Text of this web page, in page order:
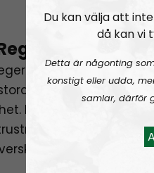
Ditt stöd
som små, tages
Pengarna används
och på
går direkt till
Du kan välja att
då kan vi
Detta är någonting
konstigt eller udda,
samlar, därför